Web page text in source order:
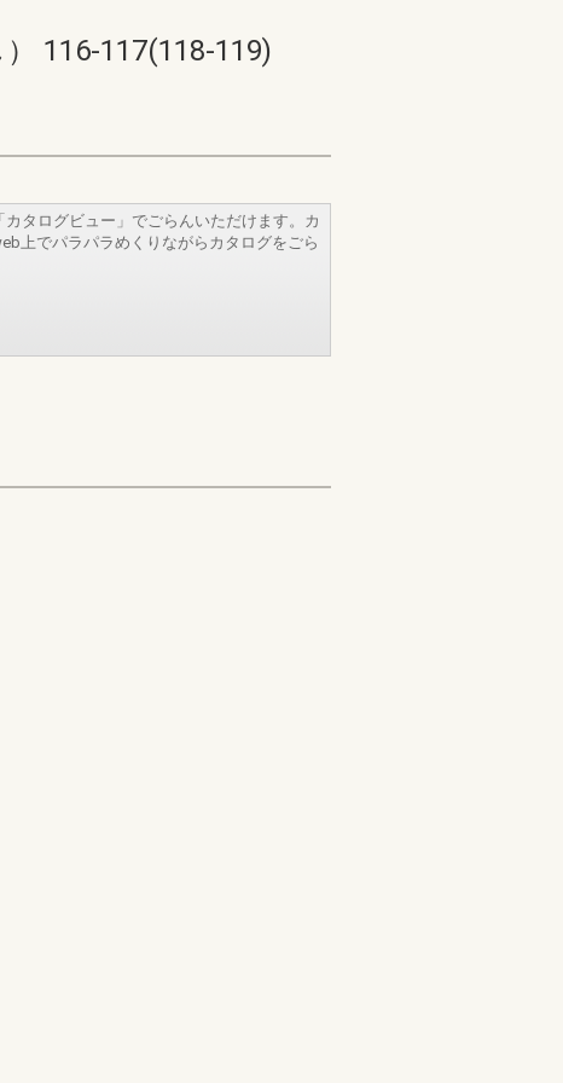
116-117(118-119)
カタログビュー」でごらんいただけます。カ
上でパラパラめくりながらカタログをごら